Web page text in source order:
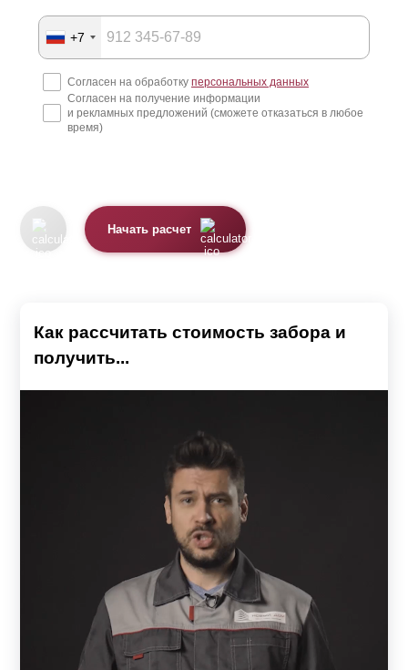
+7
Согласен на обработку персональных данных
Согласен на получение информации
и рекламных предложений (сможете отказаться в любое
время)
Начать расчет
Как рассчитать стоимость забора и
получить...